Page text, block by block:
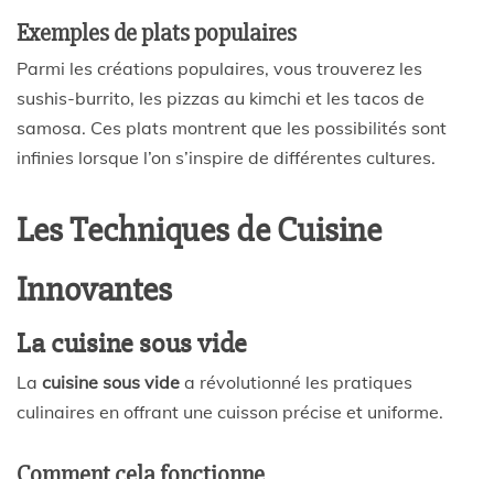
Exemples de plats populaires
Parmi les créations populaires, vous trouverez les
sushis-burrito, les pizzas au kimchi et les tacos de
samosa. Ces plats montrent que les possibilités sont
infinies lorsque l’on s’inspire de différentes cultures.
Les Techniques de Cuisine
Innovantes
La cuisine sous vide
La cuisine sous vide a révolutionné les pratiques
culinaires en offrant une cuisson précise et uniforme.